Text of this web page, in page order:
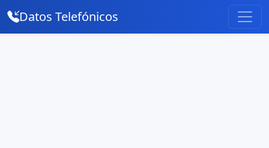
Datos Telefónicos